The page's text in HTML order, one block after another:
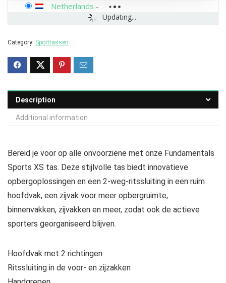
Updating...
Netherlands -
Category: Sporttassen
Description
Additional information
Bereid je voor op alle onvoorziene met onze Fundamentals
Sports XS tas. Deze stijlvolle tas biedt innovatieve
opbergoplossingen en een 2-weg-ritssluiting in een ruim
hoofdvak, een zijvak voor meer opbergruimte,
binnenvakken, zijvakken en meer, zodat ook de actieve
sporters georganiseerd blijven.
Hoofdvak met 2 richtingen
Ritssluiting in de voor- en zijzakken